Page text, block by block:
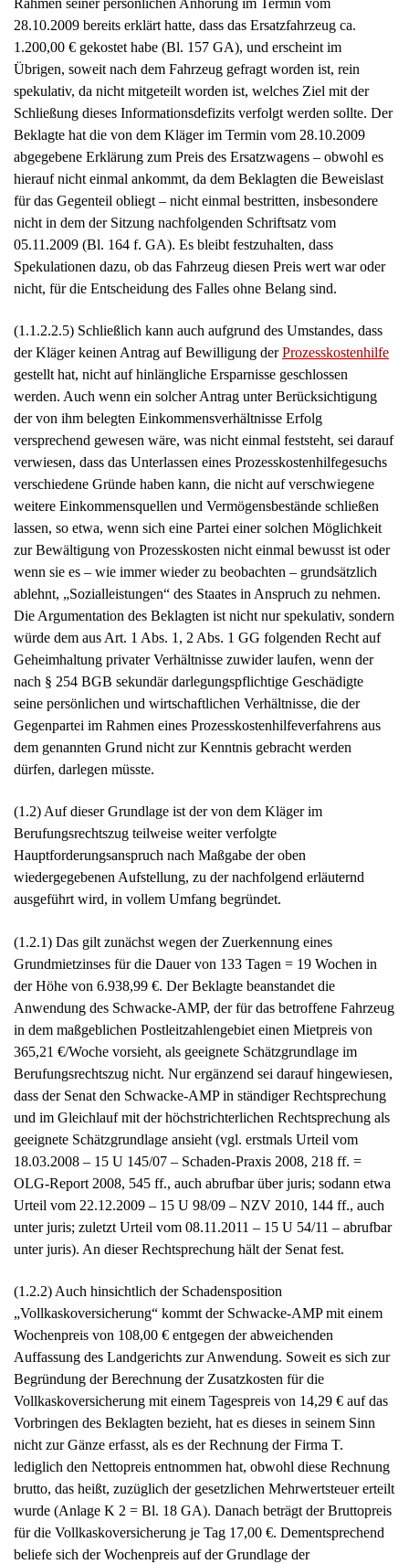
28.10.2009 bereits erklärt hatte, dass das Ersatzfahrzeug ca.
1.200,00 € gekostet habe (Bl. 157 GA), und erscheint im
Übrigen, soweit nach dem Fahrzeug gefragt worden ist, rein
spekulativ, da nicht mitgeteilt worden ist, welches Ziel mit der
Schließung dieses Informationsdefizits verfolgt werden sollte. Der
Beklagte hat die von dem Kläger im Termin vom 28.10.2009
abgegebene Erklärung zum Preis des Ersatzwagens – obwohl es
hierauf nicht einmal ankommt, da dem Beklagten die Beweislast
für das Gegenteil obliegt – nicht einmal bestritten, insbesondere
nicht in dem der Sitzung nachfolgenden Schriftsatz vom
05.11.2009 (Bl. 164 f. GA). Es bleibt festzuhalten, dass
Spekulationen dazu, ob das Fahrzeug diesen Preis wert war oder
nicht, für die Entscheidung des Falles ohne Belang sind.
(1.1.2.2.5) Schließlich kann auch aufgrund des Umstandes, dass
der Kläger keinen Antrag auf Bewilligung derProzesskostenhilfe
gestellt hat, nicht auf hinlängliche Ersparnisse geschlossen
werden. Auch wenn ein solcher Antrag unter Berücksichtigung
der von ihm belegten Einkommensverhältnisse Erfolg
versprechend gewesen wäre, was nicht einmal feststeht, sei darauf
verwiesen, dass das Unterlassen eines Prozesskostenhilfegesuchs
verschiedene Gründe haben kann, die nicht auf verschwiegene
weitere Einkommensquellen und Vermögensbestände schließen
lassen, so etwa, wenn sich eine Partei einer solchen Möglichkeit
zur Bewältigung von Prozesskosten nicht einmal bewusst ist oder
wenn sie es – wie immer wieder zu beobachten – grundsätzlich
ablehnt, „Sozialleistungen“ des Staates in Anspruch zu nehmen.
Die Argumentation des Beklagten ist nicht nur spekulativ, sondern
würde dem aus Art. 1 Abs. 1, 2 Abs. 1 GG folgenden Recht auf
Geheimhaltung privater Verhältnisse zuwider laufen, wenn der
nach § 254 BGB sekundär darlegungspflichtige Geschädigte
seine persönlichen und wirtschaftlichen Verhältnisse, die der
Gegenpartei im Rahmen eines Prozesskostenhilfeverfahrens aus
dem genannten Grund nicht zur Kenntnis gebracht werden
dürfen, darlegen müsste.
(1.2) Auf dieser Grundlage ist der von dem Kläger im
Berufungsrechtszug teilweise weiter verfolgte
Hauptforderungsanspruch nach Maßgabe der oben
wiedergegebenen Aufstellung, zu der nachfolgend erläuternd
ausgeführt wird, in vollem Umfang begründet.
(1.2.1) Das gilt zunächst wegen der Zuerkennung eines
Grundmietzinses für die Dauer von 133 Tagen = 19 Wochen in
der Höhe von 6.938,99 €. Der Beklagte beanstandet die
Anwendung des Schwacke-AMP, der für das betroffene Fahrzeug
in dem maßgeblichen Postleitzahlengebiet einen Mietpreis von
365,21 €/Woche vorsieht, als geeignete Schätzgrundlage im
Berufungsrechtszug nicht. Nur ergänzend sei darauf hingewiesen,
dass der Senat den Schwacke-AMP in ständiger Rechtsprechung
und im Gleichlauf mit der höchstrichterlichen Rechtsprechung als
geeignete Schätzgrundlage ansieht (vgl. erstmals Urteil vom
18.03.2008 – 15 U 145/07 – Schaden-Praxis 2008, 218 ff. =
OLG-Report 2008, 545 ff., auch abrufbar über juris; sodann etwa
Urteil vom 22.12.2009 – 15 U 98/09 – NZV 2010, 144 ff., auch
unter juris; zuletzt Urteil vom 08.11.2011 – 15 U 54/11 – abrufbar
unter juris). An dieser Rechtsprechung hält der Senat fest.
(1.2.2) Auch hinsichtlich der Schadensposition
„Vollkaskoversicherung“ kommt der Schwacke-AMP mit einem
Wochenpreis von 108,00 € entgegen der abweichenden
Auffassung des Landgerichts zur Anwendung. Soweit es sich zur
Begründung der Berechnung der Zusatzkosten für die
Vollkaskoversicherung mit einem Tagespreis von 14,29 € auf das
Vorbringen des Beklagten bezieht, hat es dieses in seinem Sinn
nicht zur Gänze erfasst, als es der Rechnung der Firma T.
lediglich den Nettopreis entnommen hat, obwohl diese Rechnung
brutto, das heißt, zuzüglich der gesetzlichen Mehrwertsteuer erteilt
wurde (Anlage K 2 = Bl. 18 GA). Danach beträgt der Bruttopreis
für die Vollkaskoversicherung je Tag 17,00 €. Dementsprechend
beliefe sich der Wochenpreis auf der Grundlage der